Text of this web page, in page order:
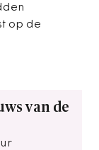
op de
van de